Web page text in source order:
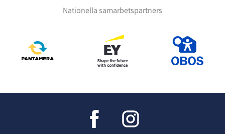
Nationella samarbetspartners